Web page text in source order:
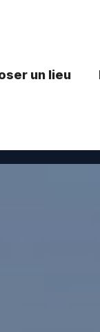
un lieu